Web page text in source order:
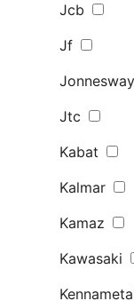
Jcb
Jf
Jonnesway
Jtc
Kabat
Kalmar
Kamaz
Kawasaki